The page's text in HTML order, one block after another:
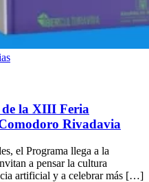
la XIII Feria
Rivadavia
el Programa llega a la
a pensar la cultura
artificial y a celebrar más […]